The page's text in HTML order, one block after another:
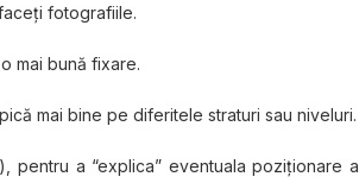
fotografiile.
mai bună fixare.
mai bine pe diferitele straturi sau niveluri.
pentru a “explica” eventuala poziţionare a